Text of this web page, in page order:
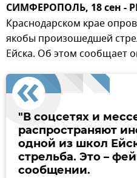
СИМФЕРОПОЛЬ, 18 сен -
Краснодарском крае
якобы произошедшей
Ейска. Об этом сообщает
"В соцсетях и
распространяют
одной из школ
стрельба. Это –
сообщении.